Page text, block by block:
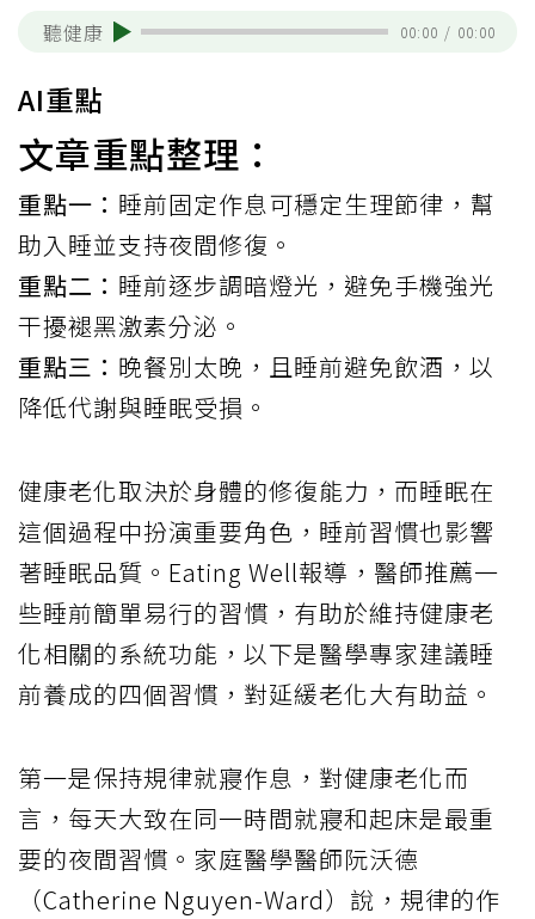
聽健康 00:00 / 00:00
AI重點
文章重點整理：
重點一： 睡前固定作息可穩定生理節律，幫
助入睡並支持夜間修復。
重點二： 睡前逐步調暗燈光，避免手機強光
干擾褪黑激素分泌。
重點三： 晚餐別太晚，且睡前避免飲酒，以
降低代謝與睡眠受損。
健康老化取決於身體的修復能力，而睡眠在
這個過程中扮演重要角色，睡前習慣也影響
著睡眠品質。Eating Well報導，醫師推薦一
些睡前簡單易行的習慣，有助於維持健康老
化相關的系統功能，以下是醫學專家建議睡
前養成的四個習慣，對延緩老化大有助益。
第一是保持規律就寢作息，對健康老化而
言，每天大致在同一時間就寢和起床是最重
要的夜間習慣。家庭醫學醫師阮沃德
（Catherine Nguyen-Ward）說，規律的作